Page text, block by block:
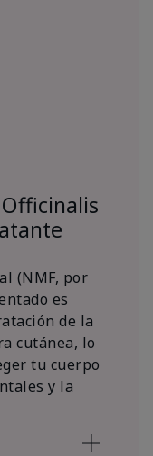
(NMF, por
es
de la
cutánea, lo
tu cuerpo
y la